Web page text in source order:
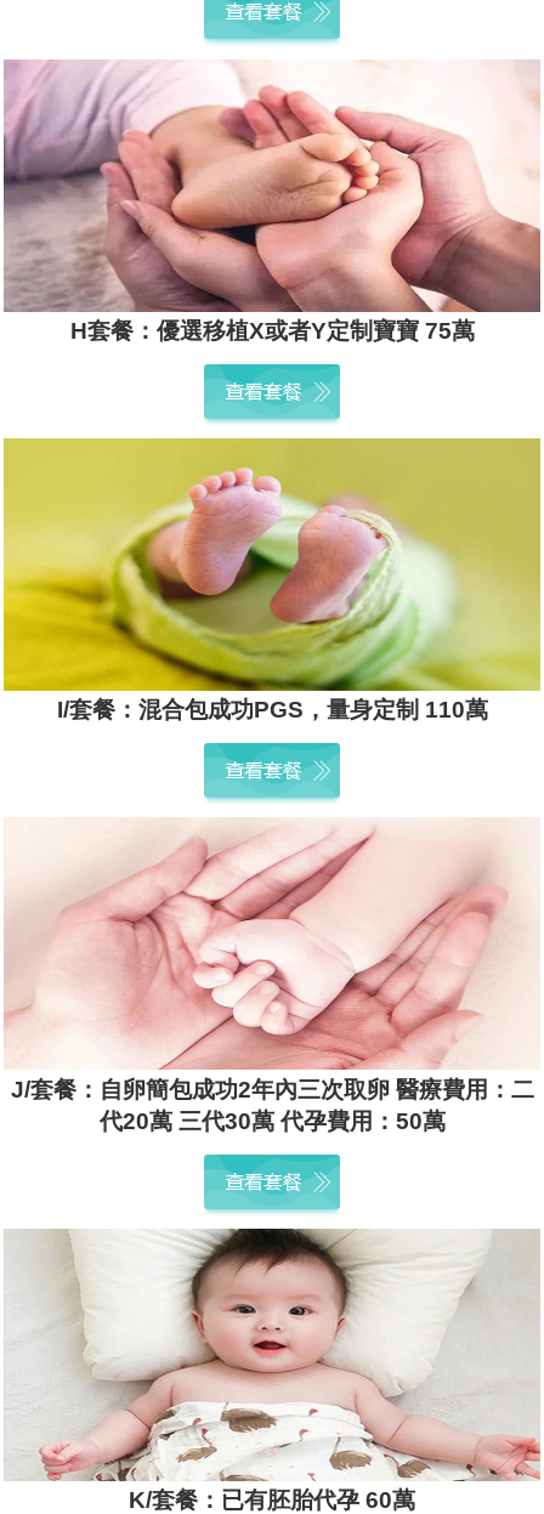
H套餐：優選移植X或者Y定制寶寶 75萬
I/套餐：混合包成功PGS，量身定制 110萬
J/套餐：自卵簡包成功2年內三次取卵 醫療費用：二
代20萬 三代30萬 代孕費用：50萬
K/套餐：已有胚胎代孕 60萬